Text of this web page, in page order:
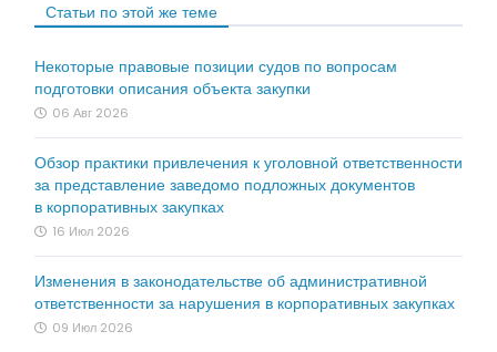
Статьи по этой же теме
Некоторые правовые позиции судов по вопросам
подготовки описания объекта закупки
06 Авг 2026
Обзор практики привлечения к уголовной ответственности
за представление заведомо подложных документов
в корпоративных закупках
16 Июл 2026
Изменения в законодательстве об административной
ответственности за нарушения в корпоративных закупках
09 Июл 2026